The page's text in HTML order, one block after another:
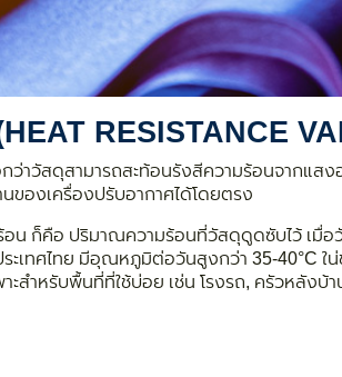
RESISTANCE
าวัสดุสามารถสะท้อนรังสีความร้อนจากแส
ของเครื่องปรับอากาศได้โดยตรง
น ก็คือ ปริมาณความร้อนที่วัสดุดูดซับไว้ เมื่
ะเทศไทย มีอุณหภูมิต่อวันสูงกว่า 35-40°C
ะสำหรับพื้นที่ที่ใช้บ่อย เช่น โรงรถ, ครัวหลังบ้